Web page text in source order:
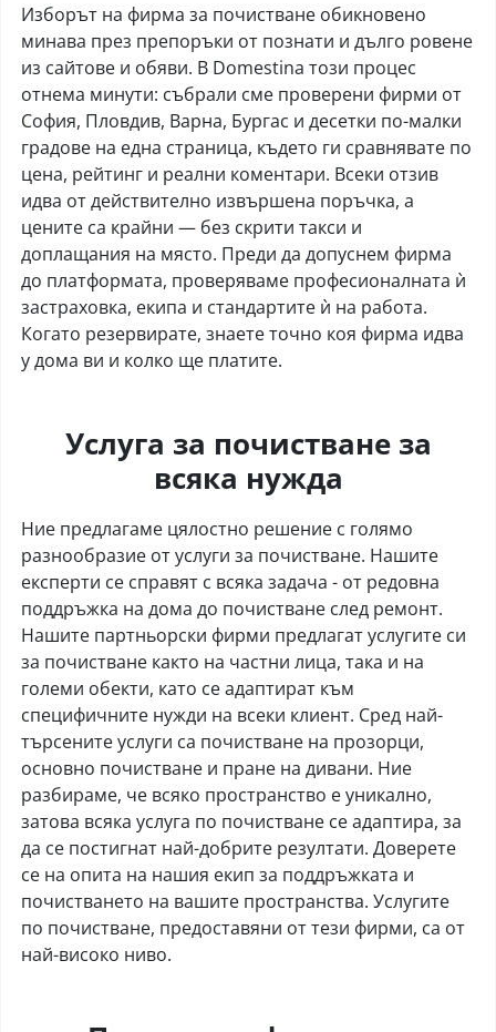
Изборът на фирма за почистване обикновено
минава през препоръки от познати и дълго ровене
из сайтове и обяви. В Domestina този процес
отнема минути: събрали сме проверени фирми от
София, Пловдив, Варна, Бургас и десетки по-малки
градове на една страница, където ги сравнявате по
цена, рейтинг и реални коментари. Всеки отзив
идва от действително извършена поръчка, а
цените са крайни — без скрити такси и
доплащания на място. Преди да допуснем фирма
до платформата, проверяваме професионалната ѝ
застраховка, екипа и стандартите ѝ на работа.
Когато резервирате, знаете точно коя фирма идва
у дома ви и колко ще платите.
Услуга за почистване за
всяка нужда
Ние предлагаме цялостно решение с голямо
разнообразие от услуги за почистване. Нашите
експерти се справят с всяка задача - от редовна
поддръжка на дома до почистване след ремонт.
Нашите партньорски фирми предлагат услугите си
за почистване както на частни лица, така и на
големи обекти, като се адаптират към
специфичните нужди на всеки клиент. Сред най-
търсените услуги са почистване на прозорци,
основно почистване и пране на дивани. Ние
разбираме, че всяко пространство е уникално,
затова всяка услуга по почистване се адаптира, за
да се постигнат най-добрите резултати. Доверете
се на опита на нашия екип за поддръжката и
почистването на вашите пространства. Услугите
по почистване, предоставяни от тези фирми, са от
най-високо ниво.